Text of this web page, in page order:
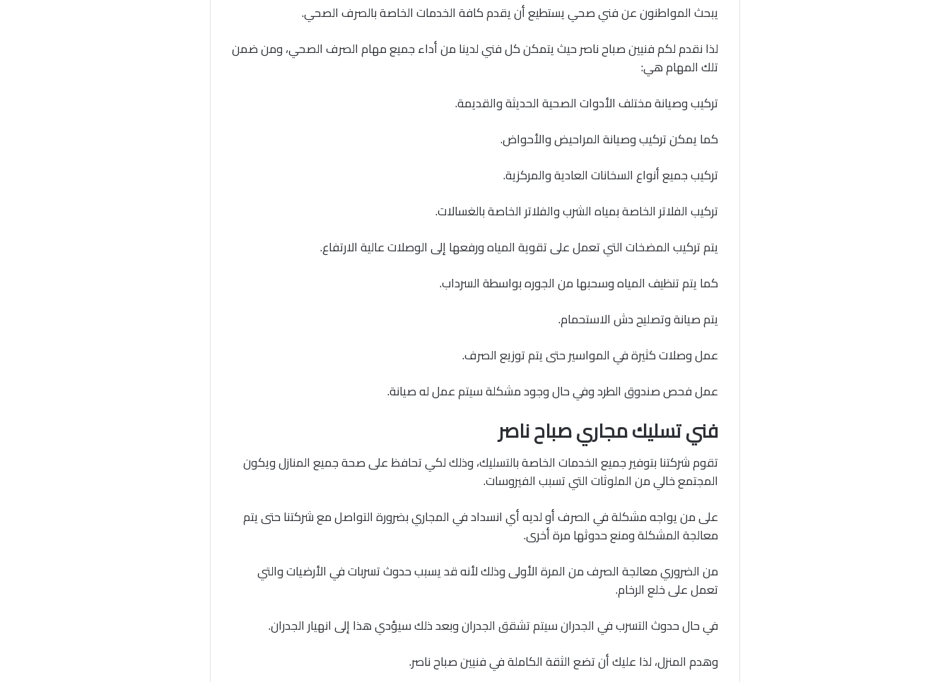
يبحث المواطنون عن فني صحي يستطيع أن يقدم كافة الخدمات الخاصة بالصرف الصحي.
لذا نقدم لكم فنيين صباح ناصر حيث يتمكن كل فني لدينا من أداء جميع مهام الصرف الصحي، ومن ضمن
تلك المهام هي:
تركيب وصيانة مختلف الأدوات الصحية الحديثة والقديمة.
كما يمكن تركيب وصيانة المراحيض والأحواض.
تركيب جميع أنواع السخانات العادية والمركزية.
تركيب الفلاتر الخاصة بمياه الشرب والفلاتر الخاصة بالغسالات.
يتم تركيب المضخات التي تعمل على تقوية المياه ورفعها إلى الوصلات عالية الارتفاع.
كما يتم تنظيف المياه وسحبها من الجوره بواسطة السرداب.
يتم صيانة وتصليح دش الاستحمام.
عمل وصلات كثيرة في المواسير حتى يتم توزيع الصرف.
عمل فحص صندوق الطرد وفي حال وجود مشكلة سيتم عمل له صيانة.
فني تسليك مجاري صباح ناصر
تقوم شركتنا بتوفير جميع الخدمات الخاصة بالتسليك، وذلك لكي تحافظ على صحة جميع المنازل ويكون
المجتمع خالي من الملوثات التي تسبب الفيروسات.
على من يواجه مشكلة في الصرف أو لديه أي انسداد في المجاري بضرورة التواصل مع شركتنا حتى يتم
معالجة المشكلة ومنع حدوثها مرة أخرى.
من الضروري معالجة الصرف من المرة الأولى وذلك لأنه قد يسبب حدوث تسربات في الأرضيات والتي
تعمل على خلع الرخام.
في حال حدوث التسرب في الجدران سيتم تشقق الجدران وبعد ذلك سيؤدي هذا إلى انهيار الجدران.
وهدم المنزل، لذا عليك أن تضع الثقة الكاملة في فنيين صباح ناصر.